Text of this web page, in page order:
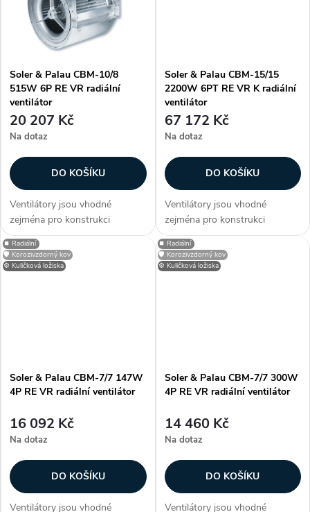
ů
Soler & Palau CBM-10/8
515W 6P RE VR radiální
ventilátor
20 207 Kč
Na dotaz
DO KOŠÍKU
Ventilátory jsou vhodné
zejména pro konstrukci
klimatizačních a větracích
jednotek, dveřních a vratových
clon, případně dalších
Soler & Palau CBM-15/15
2200W 6PT RE VR K radiální
ventilátor
67 172 Kč
Na dotaz
DO KOŠÍKU
Ventilátory jsou vhodné
zejména pro konstrukci
klimatizačních a větracích
jednotek, dveřních a vratových
clon, případně dalších
⚙️ Kuličková ložiska
⏹️ Radiální
🛡️ Korozivzdorný kov
Soler & Palau CBM-7/7 147W
4P RE VR radiální ventilátor
16 092 Kč
Na dotaz
DO KOŠÍKU
Ventilátory jsou vhodné
⚙️ Kuličková ložiska
⏹️ Radiální
🛡️ Korozivzdorný kov
Soler & Palau CBM-7/7 300W
4P RE VR radiální ventilátor
14 460 Kč
Na dotaz
DO KOŠÍKU
Ventilátory jsou vhodné